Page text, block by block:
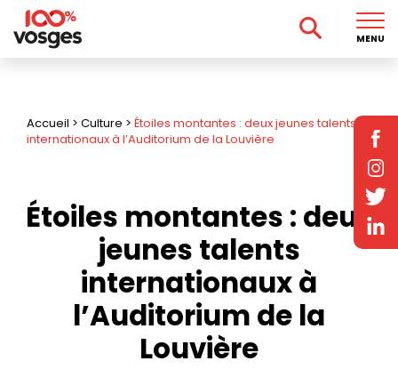
Accueil > Culture > Étoiles montantes : deux jeunes talents
internationaux à l’Auditorium de la Louvière
Étoiles montantes : deux
jeunes talents
internationaux à
l’Auditorium de la
Louvière
MENU